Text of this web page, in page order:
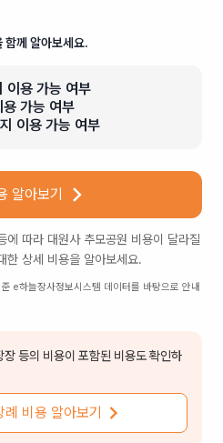
함께 알아보세요.
이용 가능 여부
가능 여부
이용 가능 여부
알아보기
에 따라 대원사 추모공원 비용이 달라질
한 상세 비용을 알아보세요.
e하늘장사정보시스템 데이터를 바탕으로 안내
등의 비용이 포함된 비용도 확인하
비용 알아보기